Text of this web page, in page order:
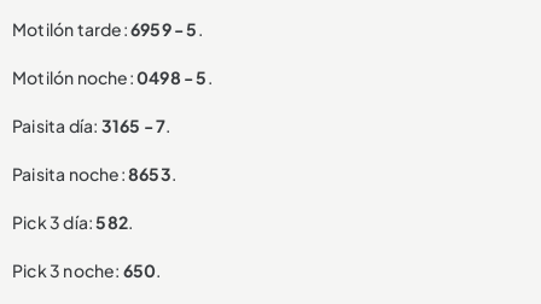
Motilón tarde:6959 - 5.
Motilón noche:0498 - 5.
Paisita día: 3165 - 7.
Paisita noche:8653.
Pick 3 día:582.
Pick 3 noche: 650.